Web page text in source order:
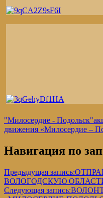
"Милосердие - Подольск"
движения «Милосердие –
Навигация по
Предыдущая запись:
ВОЛОГОДСКУЮ
Следующая запись: